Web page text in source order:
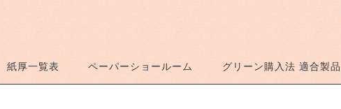
紙厚一覧表 ペーパーショールーム グリーン購入法 適合製品